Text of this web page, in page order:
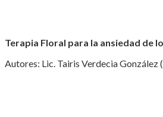
Terapia Floral para la ansiedad de
Autores: Lic. Tairis Verdecia González